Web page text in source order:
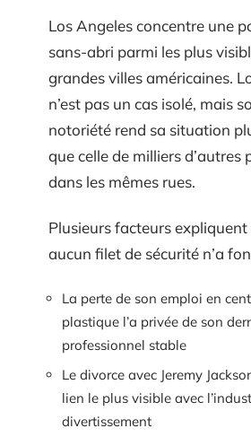
Los Angeles concentre une
sans-abri parmi les plus
grandes villes américaines.
n’est pas un cas isolé, mais
notoriété rend sa situation
que celle de milliers d’autres
dans les mêmes rues.
Plusieurs facteurs
aucun filet de sécurité n’a
La perte de son emploi en
plastique l’a privée de son
professionnel stable
Le divorce avec Jeremy
lien le plus visible avec
divertissement